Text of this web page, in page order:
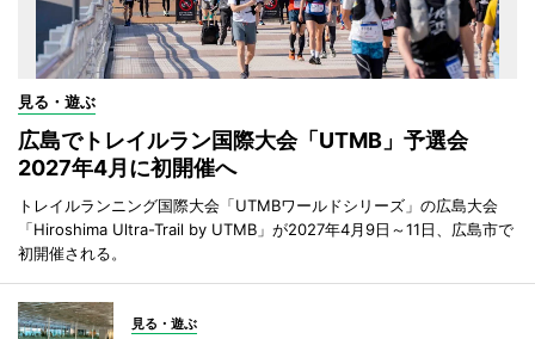
見る・遊ぶ
広島でトレイルラン国際大会「UTMB」予選会
2027年4月に初開催へ
トレイルランニング国際大会「UTMBワールドシリーズ」の広島大会
「Hiroshima Ultra-Trail by UTMB」が2027年4月9日～11日、広島市で
初開催される。
見る・遊ぶ